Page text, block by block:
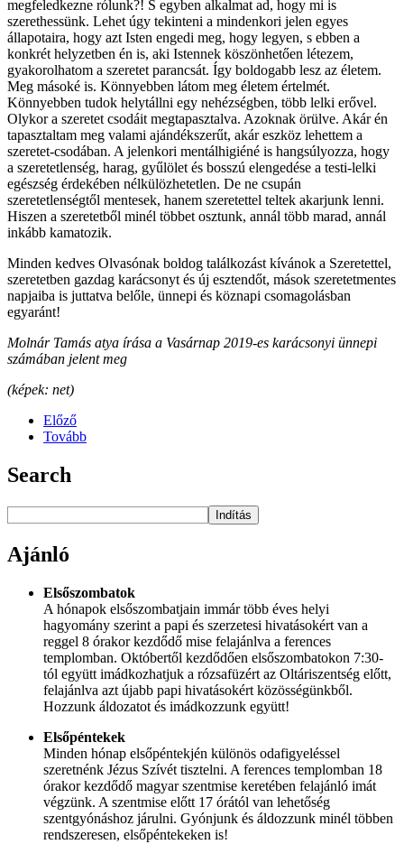
megfeledkezne rólunk?! S egyben alkalmat ad, hogy mi is
szerethessünk. Lehet úgy tekinteni a mindenkori jelen egyes
állapotaira, hogy azt Isten engedi meg, hogy legyen, s ebben a
konkrét helyzetben én is, aki Istennek köszönhetően létezem,
gyakorolhatom a szeretet parancsát. Így boldogabb lesz az életem.
Meg másoké is. Könnyebben látom meg életem értelmét.
Könnyebben tudok helytállni egy nehézségben, több lelki erővel.
Olykor a szeretet csodáit megtapasztalva. Azoknak örülve. Akár én
tapasztaltam meg valami ajándékszerűt, akár eszköz lehettem a
szeretet-csodában. A jelenkori mentálhigiéné is hangsúlyozza, hogy
a szeretetlenség, harag, gyűlölet és bosszú elengedése a testi-lelki
egészség érdekében nélkülözhetetlen. De ne csupán
szeretetlenségtől mentesek, hanem szeretettel teltek akarjunk lenni.
Hiszen a szeretetből minél többet osztunk, annál több marad, annál
inkább kamatozik.
Minden kedves Olvasónak boldog találkozást kívánok a Szeretettel,
szeretetben gazdag karácsonyt és új esztendőt, mások szeretetmentes
napjaiba is juttatva belőle, ünnepi és köznapi csomagolásban
egyaránt!
Molnár Tamás atya írása a Vasárnap 2019-es karácsonyi ünnepi
számában jelent meg
(képek: net)
Előző
Tovább
Search
Indítás
Ajánló
Elsőszombatok
A hónapok elsőszombatjain immár több éves helyi
hagyomány szerint a papi és szerzetesi hivatásokért van a
reggel 8 órakor kezdődő mise felajánlva a ferences
templomban. Októbertől kezdődően elsőszombatokon 7:30-
tól együtt imádkozhatjuk a rózsafüzért az Oltáriszentség előtt,
felajánlva azt újabb papi hivatásokért közösségünkből.
Hozzunk áldozatot és imádkozzunk együtt!
Elsőpéntekek
Minden hónap elsőpéntekjén különös odafigyeléssel
szeretnénk Jézus Szívét tisztelni. A ferences templomban 18
órakor kezdődő magyar szentmise keretében felajánló imát
végzünk. A szentmise előtt 17 órától van lehetőség
szentgyónáshoz járulni. Gyónjunk és áldozzunk minél többen
rendszeresen, elsőpéntekeken is!